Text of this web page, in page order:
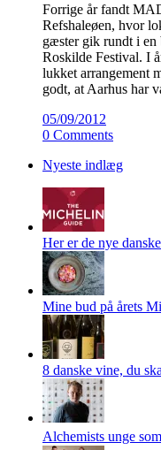
Forrige år fandt
Refshaleøen, hvor
gæster gik rundt i en
Roskilde Festival. I
lukket arrangement
godt, at Aarhus har
05/09/2012
0 Comments
Nyeste indlæg
Her er de nye
Mine bud på årets
8 danske vine, du
Alchemists unge